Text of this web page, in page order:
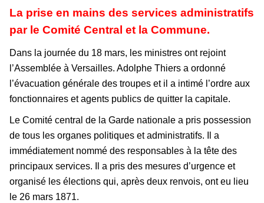
La prise en mains des services administratifs
par le Comité Central et la Commune.
Dans la journée du 18 mars, les ministres ont rejoint
l’Assemblée à Versailles. Adolphe Thiers a ordonné
l’évacuation générale des troupes et il a intimé l’ordre aux
fonctionnaires et agents publics de quitter la capitale.
Le Comité central de la Garde nationale a pris possession
de tous les organes politiques et administratifs. Il a
immédiatement nommé des responsables à la tête des
principaux services. Il a pris des mesures d’urgence et
organisé les élections qui, après deux renvois, ont eu lieu
le 26 mars 1871.